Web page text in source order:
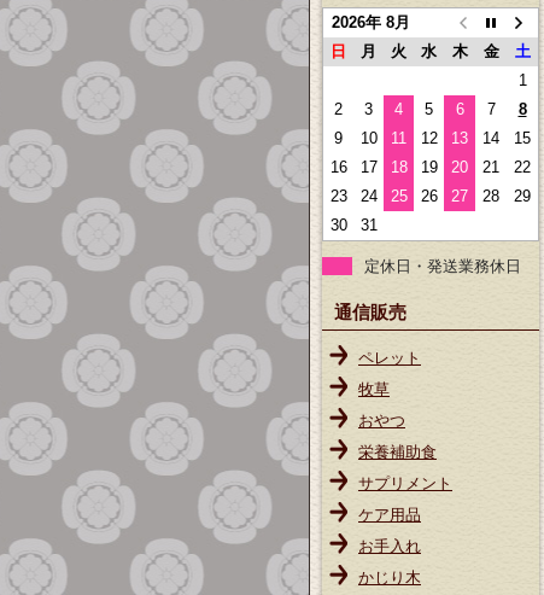
2026年 8月
日
月 火 水 木 金
土
1
2
3 4 5 6 7
8
9
10 11 12 13 14
15
16
17 18 19 20 21
22
23
24 25 26 27 28
29
30
31
定休日・発送業務休日
通信販売
ペレット
牧草
おやつ
栄養補助食
サプリメント
ケア用品
お手入れ
かじり木